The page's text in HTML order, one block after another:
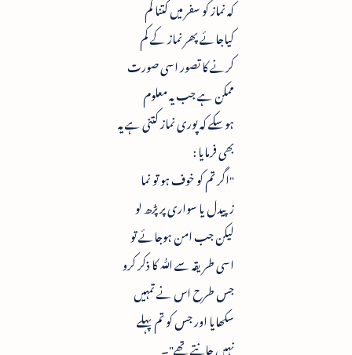
کہ نماز کو سفر میں کتنا کم
کیاجائے پھر نماز کے کم
کرنے کا تصور اسی صورت
ممکن ہے جب یہ معلوم
ہوسکے کہ پوری نماز کتنی ہے یہ
بھی فرمایا :
"اگر تم کو خوف ہو تو نما
زپیدل یا سواری پر پڑھ لو
لیکن جب امن ہوجائے تو
اسی طریقہ سے ﷲ کا ذکر کرو
جس طرح اس نے تمہیں
سکھایا اور جس کو تم پہلے
نہیں جانتے تھے"۔